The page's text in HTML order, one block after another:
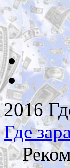
2016
Где